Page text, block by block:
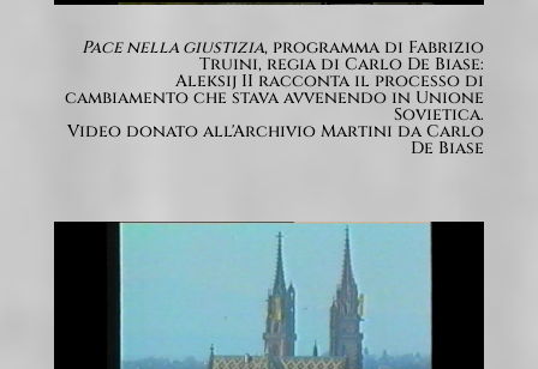
Pace nella giustizia, programma di Fabrizio
Truini, regia di Carlo De Biase:
Aleksij II racconta il processo di
cambiamento che stava avvenendo in Unione
Sovietica.
Video donato all'Archivio Martini da Carlo
De Biase